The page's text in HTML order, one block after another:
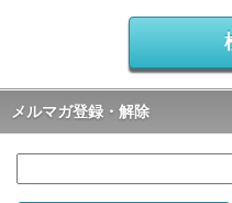
メルマガ登録・解除